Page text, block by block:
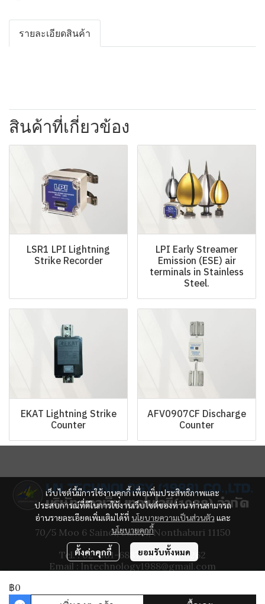
รายละเอียดสินค้า
สินค้าที่เกี่ยวข้อง
LSR1 LPI Lightning
Strike Recorder
LPI Early Streamer
Emission (ESE) air
terminals in Stainless
Steel.
EKAT Lightning Strike
Counter
AFV0907CF Discharge
Counter
฿0
เว็บไซต์นี้มีการใช้งานคุกกี้ เพื่อเพิ่มประสิทธิภาพและ
ประสบการณ์ที่ดีในการใช้งานเว็บไซต์ของท่าน ท่านสามารถ
อ่านรายละเอียดเพิ่มเติมได้ที่ นโยบายความเป็นส่วนตัว และ
นโยบายคุกกี้
ตั้งค่าคุกกี้ ยอมรับทั้งหมด
70/5 Moo 6 Sainoi, Sainoi, Nonthaburi 11150
Tel. : 02-001-6887, 092-871-6262
Email : lntechnology1988@gmail.com
Copyright 2012 - 2022 | All Rights Reserved | Powered by MWE